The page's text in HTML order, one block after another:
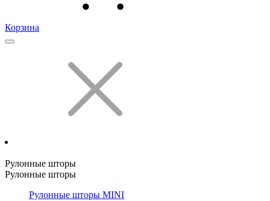
Корзина
Рулонные шторы
Рулонные шторы
Рулонные шторы MINI